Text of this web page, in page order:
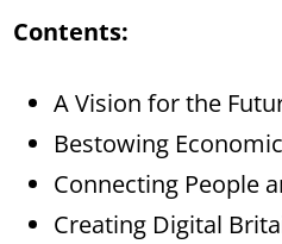
Contents:
A Vision for the
Bestowing
Connecting People
Creating Digital